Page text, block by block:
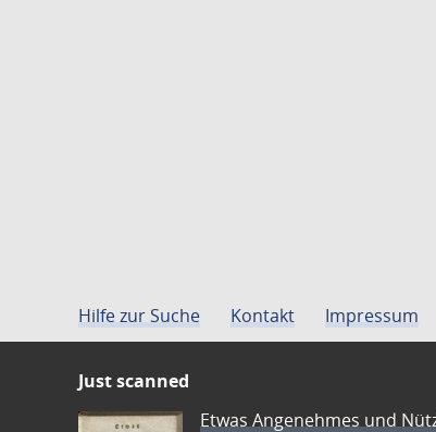
Hilfe zur Suche Kontakt Impressum
Just scanned
Etwas Angenehmes und